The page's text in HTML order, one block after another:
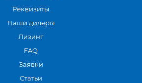
Реквизиты
Наши дилеры
Лизинг
FAQ
Заявки
Статьи